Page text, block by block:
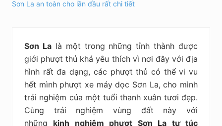
an
nghiệm,
kiệm
Sơn La an toàn cho lần đầu rất chi tiết
Sơn Lalà một trong những tỉnh thành được
giới phượt thủ khá yêu thích vì nơi đây với địa
hình rất đa dạng, các phượt thủ có thể vi vu
hết mình phượt xe máy dọc Sơn La, cho mình
trải nghiệm của một tuổi thanh xuân tươi đẹp.
Cùng trải nghiệm vùng đất này với
những kinh nghiệm phượt Sơn La tự túc